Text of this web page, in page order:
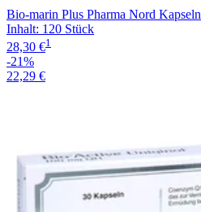
Bio-marin Plus Pharma Nord Kapseln
Inhalt: 120 Stück
28,30 €1
-21%
22,29 €